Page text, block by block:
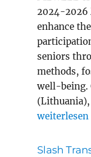
2024-2026
enhance
seniors
methods,
well-being.
(Lithuania),
„MEWELL
weiterlesen
Slash